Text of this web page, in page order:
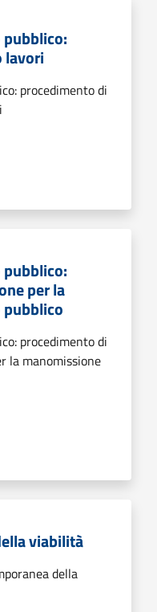
lavori
procedimento di
per la
procedimento di
la manomissione
viabilità
della